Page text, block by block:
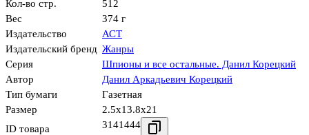
Кол-во стр.
512
Вес
374 г
Издательство
АСТ
Издательский бренд Жанры
Серия
Шпионы и все остальные. Данил Корецкий
Автор
Данил Аркадьевич Корецкий
Тип бумаги
Газетная
Размер
2.5x13.8x21
ID товара
3141444